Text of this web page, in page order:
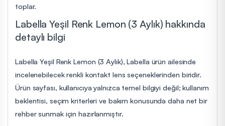
toplar.
Labella Yeşil Renk Lemon (3 Aylık) hakkında
detaylı bilgi
Labella Yeşil Renk Lemon (3 Aylık), Labella ürün ailesinde
incelenebilecek renkli kontakt lens seçeneklerinden biridir.
Ürün sayfası, kullanıcıya yalnızca temel bilgiyi değil; kullanım
beklentisi, seçim kriterleri ve bakım konusunda daha net bir
rehber sunmak için hazırlanmıştır.